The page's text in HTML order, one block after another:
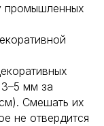
промышленных
мм за
Смешать их
не отвердится